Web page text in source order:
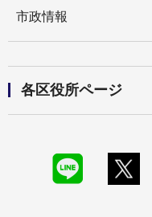
市政情報
各区役所ページ